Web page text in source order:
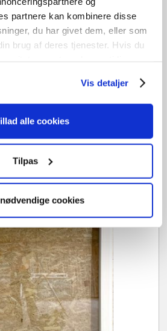
partnere kan kombinere disse
du har givet dem, eller som
brug af deres tjenester. Hvis du
Vis detaljer
alle cookies
Tilpas
cookies